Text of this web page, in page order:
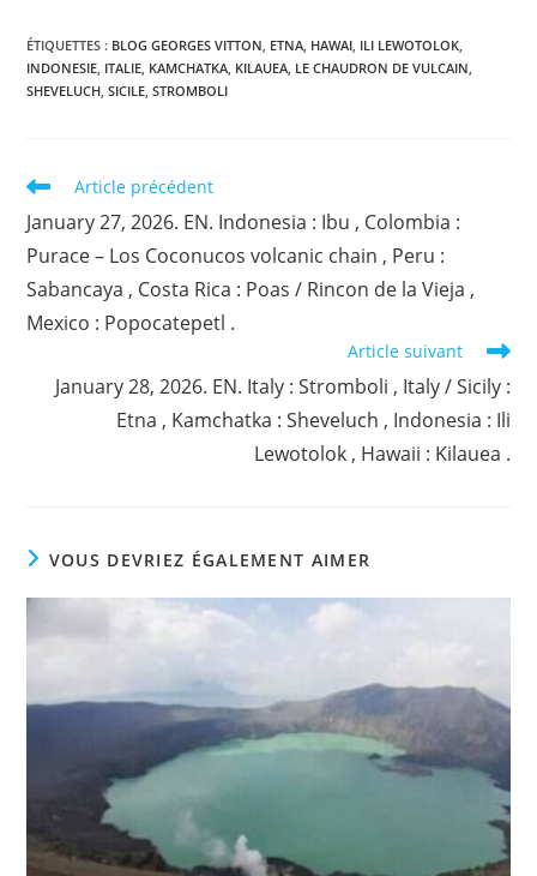
ÉTIQUETTES : BLOG GEORGES VITTON, ETNA, HAWAI, ILI LEWOTOLOK,
INDONESIE, ITALIE, KAMCHATKA, KILAUEA, LE CHAUDRON DE VULCAIN,
SHEVELUCH, SICILE, STROMBOLI
Read
articles
Article précédent
January 27, 2026. EN. Indonesia : Ibu , Colombia :
Purace – Los Coconucos volcanic chain , Peru :
Sabancaya , Costa Rica : Poas / Rincon de la Vieja ,
Mexico : Popocatepetl .
Article suivant
January 28, 2026. EN. Italy : Stromboli , Italy / Sicily :
Etna , Kamchatka : Sheveluch , Indonesia : Ili
Lewotolok , Hawaii : Kilauea .
VOUS DEVRIEZ ÉGALEMENT AIMER